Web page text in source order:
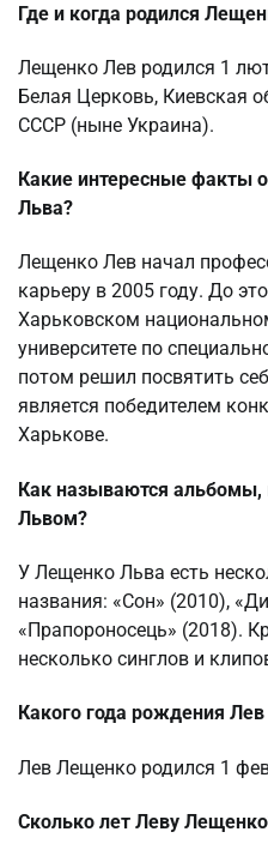
Где и когда родился
Лещенко Лев родился 1
Белая Церковь, Киевская
СССР (ныне Украина).
Какие интересные факты
Льва?
Лещенко Лев начал
карьеру в 2005 году. До
Харьковском
университете по
потом решил посвятить
является победителем
Харькове.
Как называются
Львом?
У Лещенко Льва есть
названия: «Сон» (2010),
«Прапороносець» (2018).
несколько синглов и
Какого года рождения
Лев Лещенко родился 1
Сколько лет Леву